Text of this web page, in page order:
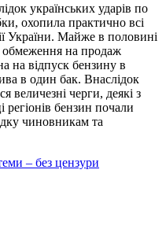
українських ударів по
охопила практично всі
України. Майже в половині
обмеження на продаж
на відпуск бензину в
в один бак. Внаслідок
величезні черги, деякі з
бензин почали
чиновникам та
– без цензури